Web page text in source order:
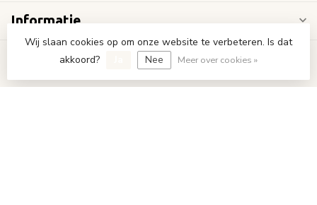
Informatie
Mijn account
Wij slaan cookies op om onze website te verbeteren. Is dat
akkoord?
Nee Meer over cookies »